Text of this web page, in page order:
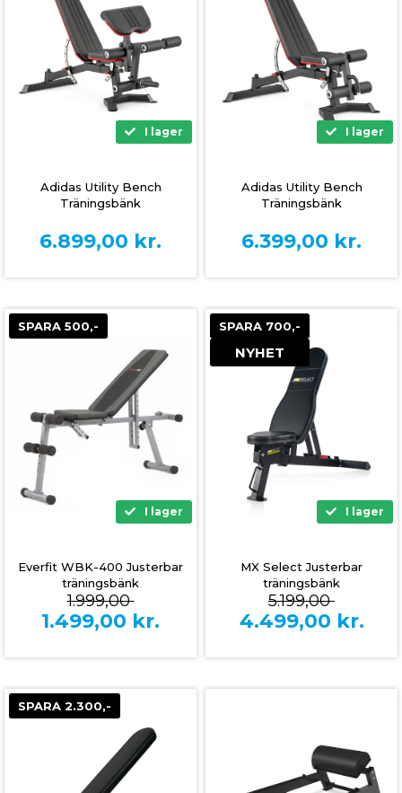
I lager
Adidas Utility Bench
Träningsbänk
6.899,00 kr.
I lager
Adidas Utility Bench
Träningsbänk
6.399,00 kr.
SPARA 500,-
I lager
Everfit WBK-400 Justerbar
träningsbänk
1.999,00
1.499,00 kr.
SPARA 700,-
NYHET
I lager
MX Select Justerbar
träningsbänk
5.199,00
4.499,00 kr.
SPARA 2.300,-